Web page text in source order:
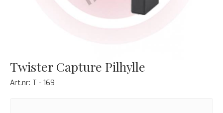
Twister Capture Pilhylle
Art.nr: T - 169